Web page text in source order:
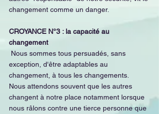
changement comme un danger.
CROYANCE N°3 : la capacité au
changement
exception, d'être adaptables au
changement, à tous les changements.
Nous attendons souvent que les autres
changent à notre place notamment lorsque
nous râlons contre une tierce personne que